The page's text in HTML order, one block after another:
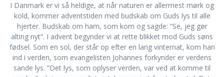
I Danmark er vi så heldige, at når naturen er allermest mørk og
kold, kommer adventstiden med budskab om Guds lys til alle
hjerter. Budskab om ham, som kom og sagde: “Se, jeg gør
alting nyt”. I advent begynder vi at rette blikket mod Guds søns
fødsel. Som en sol, der står op efter en lang vinternat, kom han
ind i verden, som evangelisten Johannes forkynder er verdens
sande lys. ”Det lys, som oplyser verden, var ved at komme til